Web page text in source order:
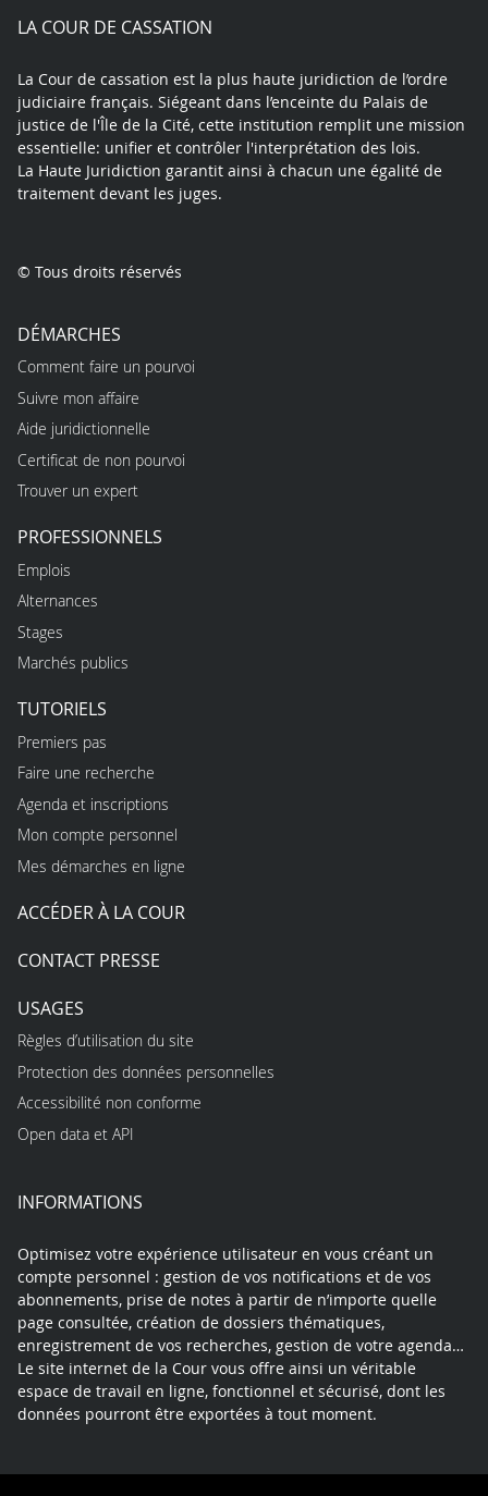
LA COUR DE CASSATION
La Cour de cassation est la plus haute juridiction de l’ordre
judiciaire français. Siégeant dans l’enceinte du Palais de
justice de l'Île de la Cité, cette institution remplit une mission
essentielle: unifier et contrôler l'interprétation des lois.
La Haute Juridiction garantit ainsi à chacun une égalité de
traitement devant les juges.
© Tous droits réservés
DÉMARCHES
Comment faire un pourvoi
Suivre mon affaire
Aide juridictionnelle
Certificat de non pourvoi
Trouver un expert
PROFESSIONNELS
Emplois
Alternances
Stages
Marchés publics
TUTORIELS
Premiers pas
Faire une recherche
Agenda et inscriptions
Mon compte personnel
Mes démarches en ligne
ACCÉDER À LA COUR
CONTACT PRESSE
USAGES
Règles d’utilisation du site
Protection des données personnelles
Accessibilité non conforme
Open data et API
INFORMATIONS
Optimisez votre expérience utilisateur en vous créant un
compte personnel : gestion de vos notifications et de vos
abonnements, prise de notes à partir de n’importe quelle
page consultée, création de dossiers thématiques,
enregistrement de vos recherches, gestion de votre agenda…
Le site internet de la Cour vous offre ainsi un véritable
espace de travail en ligne, fonctionnel et sécurisé, dont les
données pourront être exportées à tout moment.